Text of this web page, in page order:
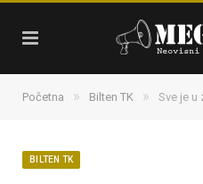
Početna » Bilten TK » Sve je u
BILTEN TK